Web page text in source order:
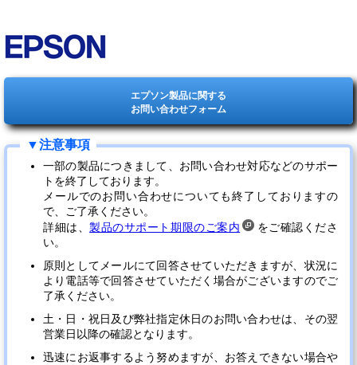
エプソン製品に関する
お問い合わせフォーム
一部の製品につきまして、お問い合わせ対応などのサポー
トを終了しております。
メールでのお問い合わせについても終了しておりますの
で、ご了承ください。
詳細は、製品のサポート期限のご案内
をご確認くださ
い。
原則としてメールにて回答させていただきますが、状況に
より電話等で回答させていただく場合がございますのでご
了承ください。
土・日・祝日及び弊社指定休日のお問い合わせは、その翌
営業日以降の確認となります。
迅速にお返事するよう努めますが、お答えできない場合や